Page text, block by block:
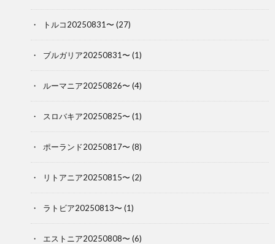
トルコ20250831〜 (27)
ブルガリア20250831〜 (1)
ルーマニア20250826〜 (4)
スロバキア20250825〜 (1)
ポーランド20250817〜 (8)
リトアニア20250815〜 (2)
ラトビア20250813〜 (1)
エストニア20250808〜 (6)